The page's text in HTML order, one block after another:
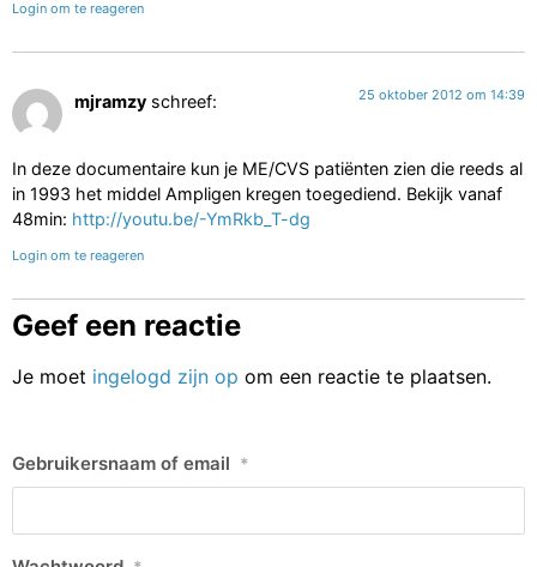
Login om te reageren
mjramzy schreef: 25 oktober 2012 om 14:39
In deze documentaire kun je ME/CVS patiënten zien die reeds al
in 1993 het middel Ampligen kregen toegediend. Bekijk vanaf
48min: http://youtu.be/-YmRkb_T-dg
Login om te reageren
Geef een reactie
Je moet ingelogd zijn op om een reactie te plaatsen.
Gebruikersnaam of email *